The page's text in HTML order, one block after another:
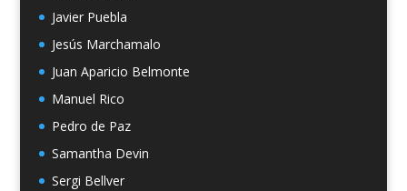
Javier Puebla
Jesús Marchamalo
Juan Aparicio Belmonte
Manuel Rico
Pedro de Paz
Samantha Devin
Sergi Bellver